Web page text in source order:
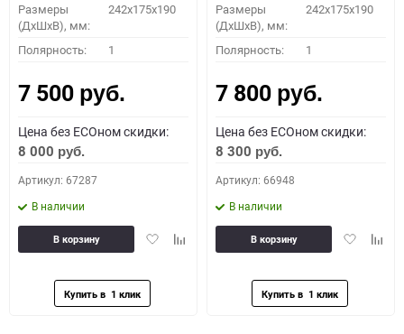
ПОДОБРАТЬ
Как определить полярность?
0 - обратная 1 - прямая 3 - обратная 4 - прямая
Размеры
(ДхШхВ), мм:
242x175x190
Полярность: 1
7 500 руб.
Цена без ECOном скидки:
8 000 руб.
Артикул: 67287
В наличии
ДобавитьДобавить
В корзину
Размеры
(ДхШхВ), мм:
242x175x190
Полярность: 1
7 800 руб.
Цена без ECOном скидки:
8 300 руб.
Артикул: 66948
В наличии
Добавить
В корзину